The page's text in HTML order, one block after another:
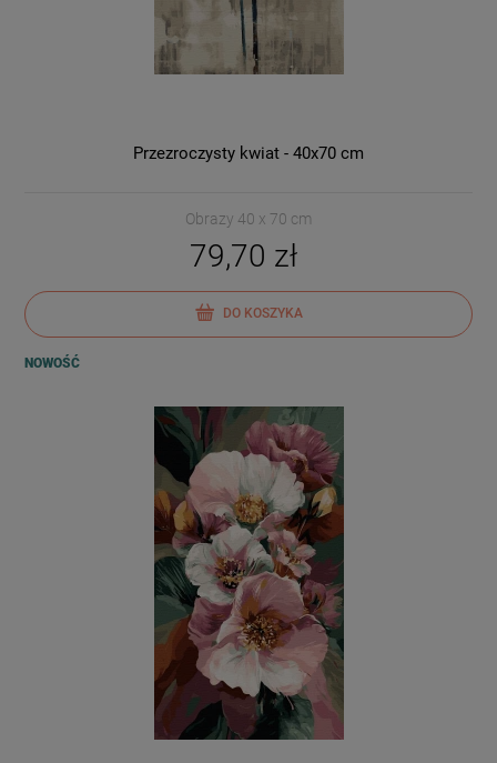
Przezroczysty kwiat - 40x70 cm
Obrazy 40 x 70 cm
79,70 zł
DO KOSZYKA
NOWOŚĆ